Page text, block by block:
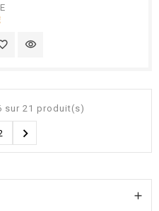
visibility
sur 21 produit(s)

